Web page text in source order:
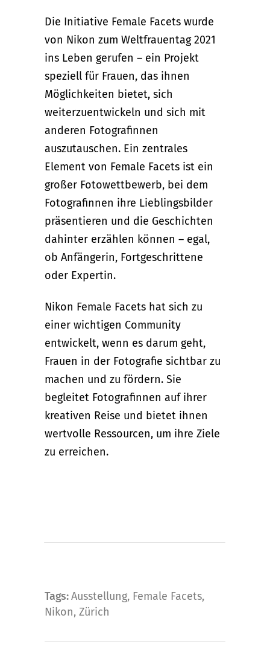
Die Initiative Female Facets wurde
von Nikon zum Weltfrauentag 2021
ins Leben gerufen – ein Projekt
speziell für Frauen, das ihnen
Möglichkeiten bietet, sich
weiterzuentwickeln und sich mit
anderen Fotografinnen
auszutauschen. Ein zentrales
Element von Female Facets ist ein
großer Fotowettbewerb, bei dem
Fotografinnen ihre Lieblingsbilder
präsentieren und die Geschichten
dahinter erzählen können – egal,
ob Anfängerin, Fortgeschrittene
oder Expertin.
Nikon Female Facets hat sich zu
einer wichtigen Community
entwickelt, wenn es darum geht,
Frauen in der Fotografie sichtbar zu
machen und zu fördern. Sie
begleitet Fotografinnen auf ihrer
kreativen Reise und bietet ihnen
wertvolle Ressourcen, um ihre Ziele
zu erreichen.
Tags: Ausstellung, Female Facets,
Nikon, Zürich